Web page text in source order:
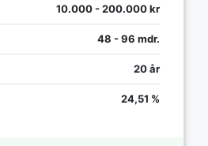
10.000 - 200.000 kr
48 - 96 mdr.
20 år
24,51 %